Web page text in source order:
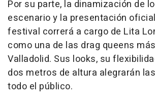
Por su parte, la dinamización de
escenario y la presentación
festival correrá a cargo de Lita
como una de las drag queens
Valladolid. Sus looks, su
dos metros de altura alegrarán
todo el público.